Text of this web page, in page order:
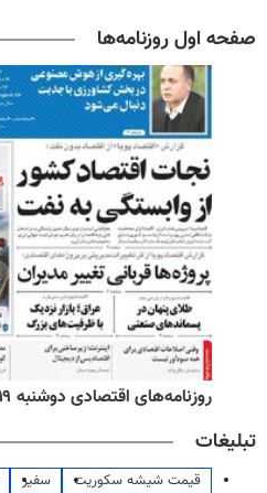
صفحه اول روزنامه‌ها
روزنامه‌های اقتصادی دوشنبه ۱۹ مرداد ۱۴۰۵
تبلیغات
قیمت شیشه سکوریت سفیر